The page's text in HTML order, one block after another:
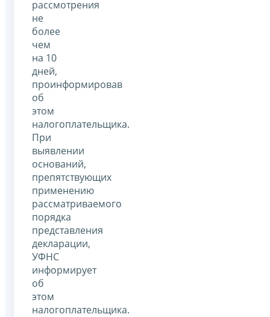
рассмотрения
не
более
чем
на 10
дней,
проинформировав
об
этом
налогоплательщика.
При
выявлении
оснований,
препятствующих
применению
рассматриваемого
порядка
представления
декларации,
УФНС
информирует
об
этом
налогоплательщика.